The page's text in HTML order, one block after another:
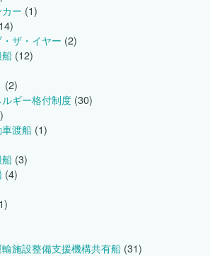
ー (1)
ザ・イヤー (2)
(12)
(2)
ギー格付制度 (30)
渡船 (1)
(3)
(4)
施設整備支援機構共有船 (31)